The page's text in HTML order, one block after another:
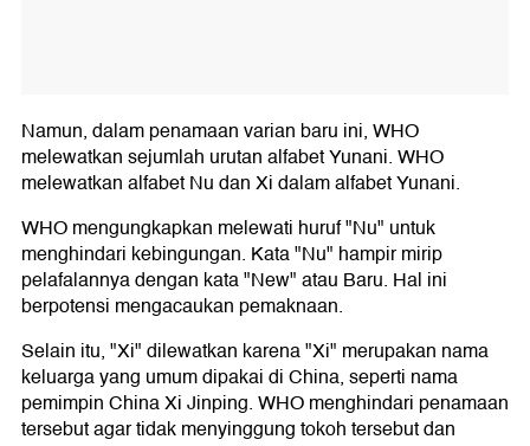
Namun, dalam penamaan varian baru ini, WHO
melewatkan sejumlah urutan alfabet Yunani. WHO
melewatkan alfabet Nu dan Xi dalam alfabet Yunani.
WHO mengungkapkan melewati huruf "Nu" untuk
menghindari kebingungan. Kata "Nu" hampir mirip
pelafalannya dengan kata "New" atau Baru. Hal ini
berpotensi mengacaukan pemaknaan.
Selain itu, "Xi" dilewatkan karena "Xi" merupakan nama
keluarga yang umum dipakai di China, seperti nama
pemimpin China Xi Jinping. WHO menghindari penamaan
tersebut agar tidak menyinggung tokoh tersebut dan